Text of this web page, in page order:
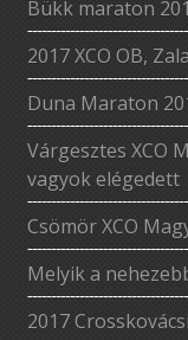
Bükk maraton
2017 XCO OB,
Duna Maraton
Várgesztes XCO
vagyok elégedett
Csömör XCO
Melyik a
2017